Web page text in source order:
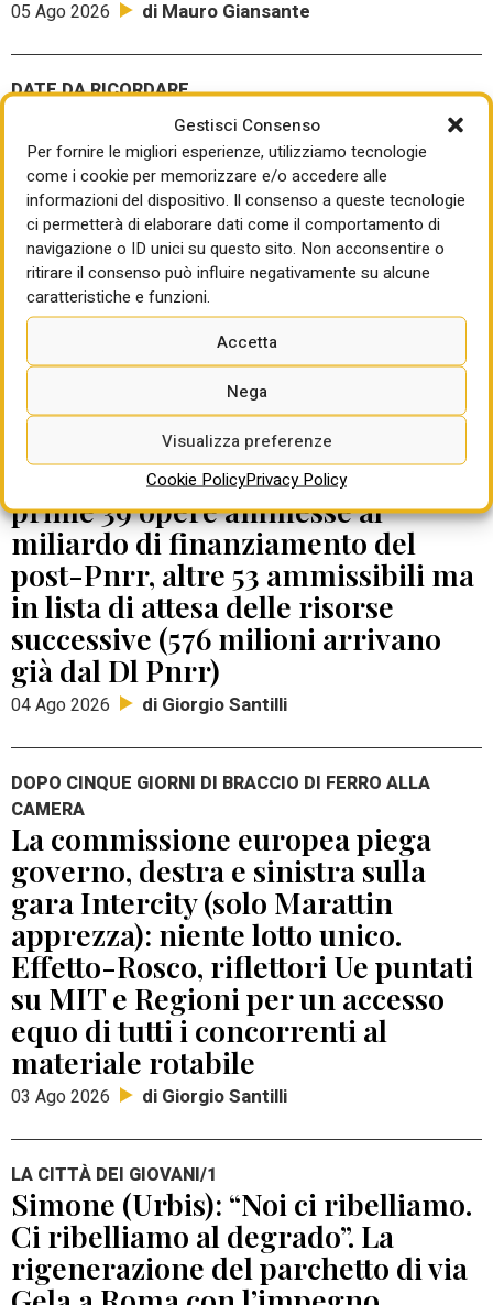
Gestisci Consenso
Per fornire le migliori esperienze, utilizziamo tecnologie
come i cookie per memorizzare e/o accedere alle
informazioni del dispositivo. Il consenso a queste tecnologie
ci permetterà di elaborare dati come il comportamento di
navigazione o ID unici su questo sito. Non acconsentire o
ritirare il consenso può influire negativamente su alcune
caratteristiche e funzioni.
Accetta
Nega
Visualizza preferenze
Cookie PolicyPrivacy Policy
05 Ago 2026 di Mauro Giansante
DATE DA RICORDARE
Giovedì 6 l’Assemblea plenaria del
Consiglio superiore dei lavori
pubblici sdogana il Ponte. “Via
libera con prescrizioni”. Non
saranno né poche né leggere (350
pagine), progetto da adeguare
04 Ago 2026 di Giorgio Santilli
LA DELIBERA FIRMATA DALL'AD BERNARDO
MATTARELLA
Investimenti idrici, la graduatoria
di Invitalia per lo SFNIISSI: le
prime 39 opere ammesse al
miliardo di finanziamento del
post-Pnrr, altre 53 ammissibili ma
in lista di attesa delle risorse
successive (576 milioni arrivano
già dal Dl Pnrr)
04 Ago 2026 di Giorgio Santilli
DOPO CINQUE GIORNI DI BRACCIO DI FERRO ALLA
CAMERA
La commissione europea piega
governo, destra e sinistra sulla
gara Intercity (solo Marattin
apprezza): niente lotto unico.
Effetto-Rosco, riflettori Ue puntati
su MIT e Regioni per un accesso
equo di tutti i concorrenti al
materiale rotabile
03 Ago 2026 di Giorgio Santilli
LA CITTÀ DEI GIOVANI/1
Simone (Urbis): “Noi ci ribelliamo.
Ci ribelliamo al degrado”. La
rigenerazione del parchetto di via